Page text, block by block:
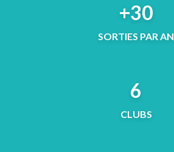
+30
SORTIES PAR AN
6
CLUBS